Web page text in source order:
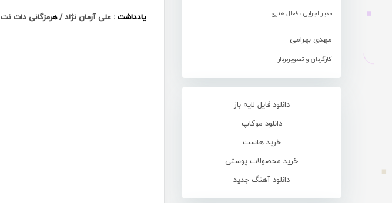
مدیر اجرایی ، فعال هنری
مهدی بهرامی
کارگردان و تصویربردار
دانلود فایل لایه باز
دانلود موکاپ
خرید هاست
خرید محصولات پوستی
دانلود آهنگ جدید
یادداشت : علی آرمان نژاد /هرمزگانی دات نت